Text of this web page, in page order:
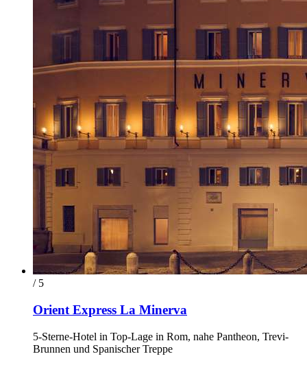
/ 5
Orient Express La Minerva
5-Sterne-Hotel in Top-Lage in Rom, nahe Pantheon, Trevi-
Brunnen und Spanischer Treppe